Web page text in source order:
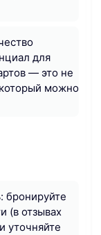
для
— это не
можно
бронируйте
(в отзывах
уточняйте